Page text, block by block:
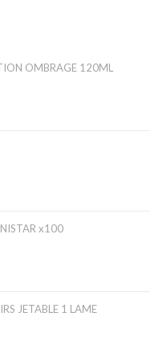
OMBRAGE 120ML
x100
JETABLE 1 LAME